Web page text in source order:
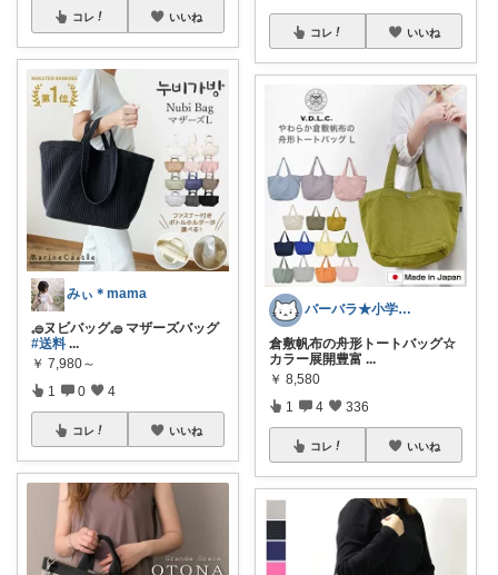
コレ いいね
みぃ︎＊mama
𓈒𓐍ヌビバッグ𓈒𓐍 マザーズバッグ
#送料 ...
￥ 7,980～
1 0 4
コレ いいね
コレ いいね
バーバラ★小学男子子育て中
倉敷帆布の舟形トートバッグ☆
カラー展開豊富 ...
￥ 8,580
1 4 336
コレ いいね